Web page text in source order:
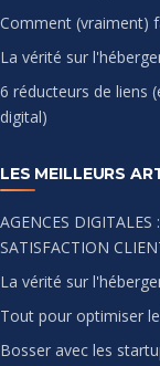
Comment (vraiment)
La vérité sur
6 réducteurs de liens
digital)
LES MEILLEURS
AGENCES
SATISFACTION
La vérité sur
Tout pour optimiser
Bosser avec les